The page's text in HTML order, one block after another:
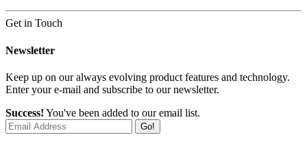
Get in Touch
Newsletter
Keep up on our always evolving product features and technology.
Enter your e-mail and subscribe to our newsletter.
Success! You've been added to our email list.
Go!